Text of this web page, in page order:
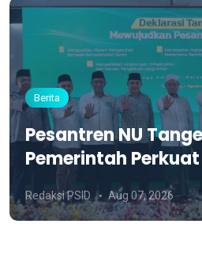
Berita
Pesantren NU
Pemerintah
dan Siapkan Aturan
Pesantren
Redaksi PSID Aug 07, 2026